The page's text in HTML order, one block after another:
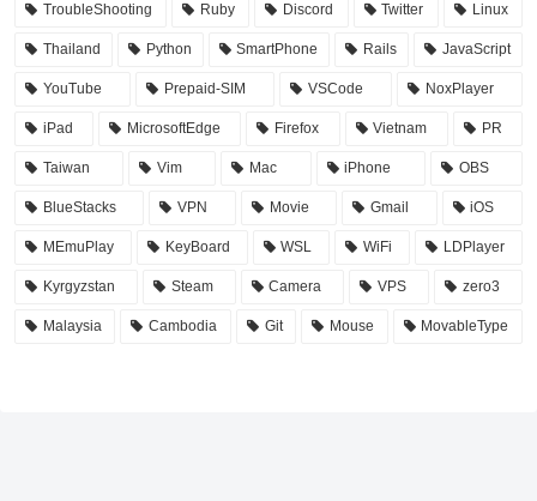
TroubleShooting Ruby Discord Twitter Linux
Thailand Python SmartPhone Rails JavaScript
YouTube Prepaid-SIM VSCode NoxPlayer
iPad MicrosoftEdge Firefox Vietnam PR
Taiwan Vim Mac iPhone OBS
BlueStacks VPN Movie Gmail iOS
MEmuPlay KeyBoard WSL WiFi LDPlayer
Kyrgyzstan Steam Camera VPS zero3
Malaysia Cambodia Git Mouse MovableType